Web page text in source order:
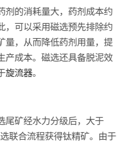
剂的消耗量大，药剂成本约
，可以采用磁选预先排除约
量，从而降低药剂用量，提
产成本。磁选还具备脱泥效
旋流器。
尾矿经水力分级后，大于
联合流程获得钛精矿。由于